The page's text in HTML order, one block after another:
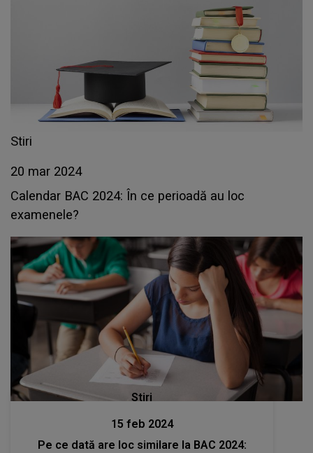
Stiri
20 mar 2024
Calendar BAC 2024: În ce perioadă au loc
examenele?
Stiri
15 feb 2024
Pe ce dată are loc similare la BAC 2024: